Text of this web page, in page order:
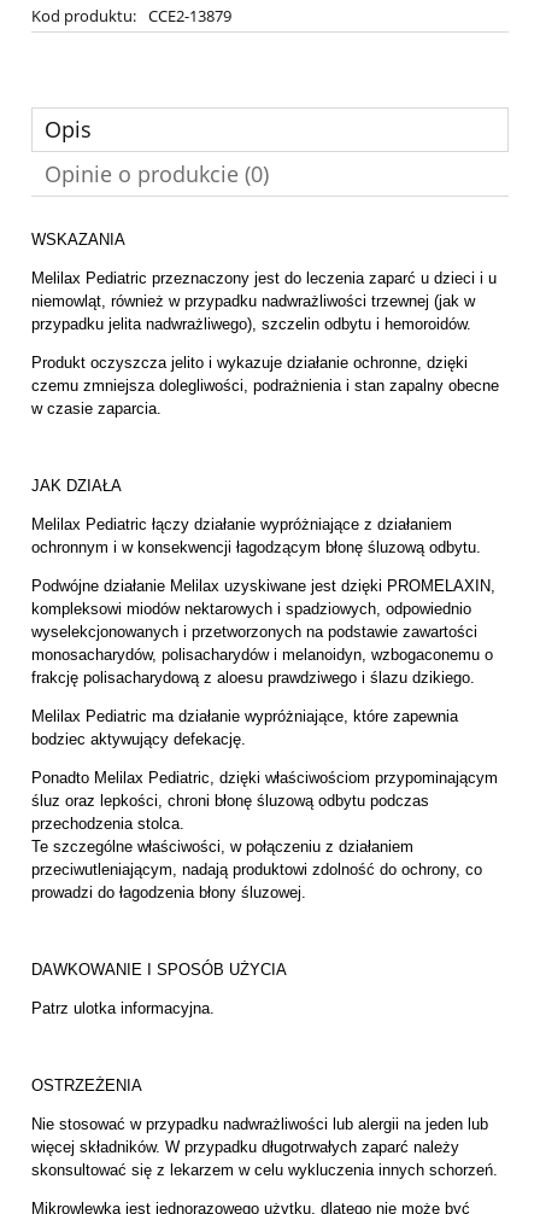
Kod produktu: CCE2-13879
Opis
Opinie o produkcie (0)
WSKAZANIA
Melilax Pediatric przeznaczony jest do leczenia zaparć u dzieci i u
niemowląt, również w przypadku nadwrażliwości trzewnej (jak w
przypadku jelita nadwrażliwego), szczelin odbytu i hemoroidów.
Produkt oczyszcza jelito i wykazuje działanie ochronne, dzięki
czemu zmniejsza dolegliwości, podrażnienia i stan zapalny obecne
w czasie zaparcia.
JAK DZIAŁA
Melilax Pediatric łączy działanie wypróżniające z działaniem
ochronnym i w konsekwencji łagodzącym błonę śluzową odbytu.
Podwójne działanie Melilax uzyskiwane jest dzięki PROMELAXIN,
kompleksowi miodów nektarowych i spadziowych, odpowiednio
wyselekcjonowanych i przetworzonych na podstawie zawartości
monosacharydów, polisacharydów i melanoidyn, wzbogaconemu o
frakcję polisacharydową z aloesu prawdziwego i ślazu dzikiego.
Melilax Pediatric ma działanie wypróżniające, które zapewnia
bodziec aktywujący defekację.
Ponadto Melilax Pediatric, dzięki właściwościom przypominającym
śluz oraz lepkości, chroni błonę śluzową odbytu podczas
przechodzenia stolca.
Te szczególne właściwości, w połączeniu z działaniem
przeciwutleniającym, nadają produktowi zdolność do ochrony, co
prowadzi do łagodzenia błony śluzowej.
DAWKOWANIE I SPOSÓB UŻYCIA
Patrz ulotka informacyjna.
OSTRZEŻENIA
Nie stosować w przypadku nadwrażliwości lub alergii na jeden lub
więcej składników. W przypadku długotrwałych zaparć należy
skonsultować się z lekarzem w celu wykluczenia innych schorzeń.
Mikrowlewka jest jednorazowego użytku, dlatego nie może być